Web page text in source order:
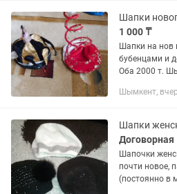
Шапки
1 000 ₸
Шапки на нов
бубенцами и
Оба 2000 т.
Шымкент,
Шапки
Договорная
Шапочки
почти новое,
(постоянно в